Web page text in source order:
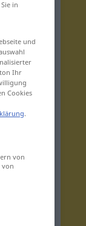
in
und
Ihr
Cookies
.
von
von